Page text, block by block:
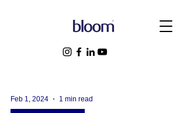
Feb 1, 2024 1 min read